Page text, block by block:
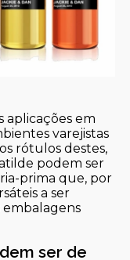
aplicações em
varejistas
rótulos destes,
podem ser
prima que, por
a ser
embalagens
ser de